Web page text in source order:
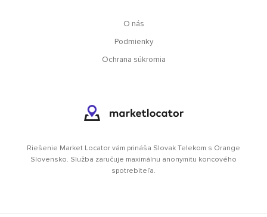
O nás
Podmienky
Ochrana súkromia
Riešenie Market Locator vám prináša Slovak Telekom s Orange
Slovensko. Služba zaručuje maximálnu anonymitu koncového
spotrebiteľa.